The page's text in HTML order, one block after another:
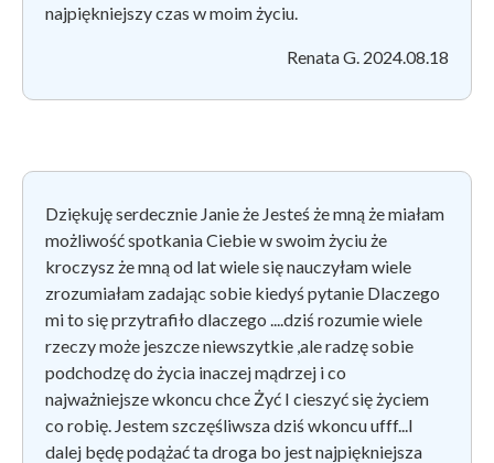
najpiękniejszy czas w moim życiu.
Renata G. 2024.08.18
Dziękuję serdecznie Janie że Jesteś że mną że miałam
możliwość spotkania Ciebie w swoim życiu że
kroczysz że mną od lat wiele się nauczyłam wiele
zrozumiałam zadając sobie kiedyś pytanie Dlaczego
mi to się przytrafiło dlaczego ....dziś rozumie wiele
rzeczy może jeszcze niewszytkie ,ale radzę sobie
podchodzę do życia inaczej mądrzej i co
najważniejsze wkoncu chce Żyć I cieszyć się życiem
co robię. Jestem szczęśliwsza dziś wkoncu ufff...I
dalej będę podążać ta droga bo jest najpiękniejsza